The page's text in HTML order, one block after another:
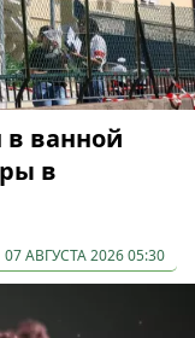
в ванной
в
07 АВГУСТА 2026 05:30